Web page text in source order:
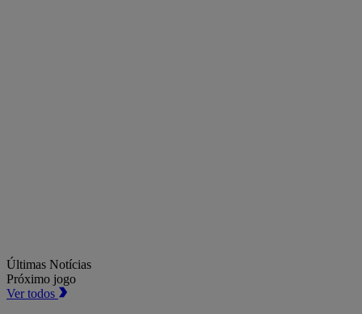
Últimas Notícias
Próximo jogo
Ver todos